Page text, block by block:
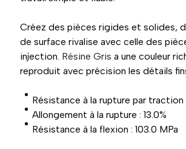
Créez des pièces rigides et solides,
de surface rivalise avec celle des
injection. Résine Gris a une couleur
reproduit avec précision les détails
Résistance à la rupture par traction
Allongement à la rupture : 13.0%
Résistance à la flexion : 103.0 MPa